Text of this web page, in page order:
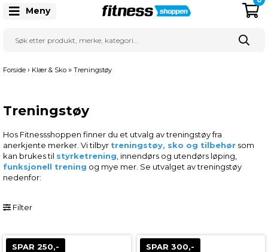
Meny
Forside › Klær & Sko » Treningstøy
Treningstøy
Hos Fitnessshoppen finner du et utvalg av treningstøy fra
anerkjente merker. Vi tilbyr treningstøy, sko og tilbehør som
kan brukes til styrketrening , innendørs og utendørs løping,
funksjonell trening og mye mer. Se utvalget av treningstøy
nedenfor:
Filter
SPAR 250,- SPAR 300,-